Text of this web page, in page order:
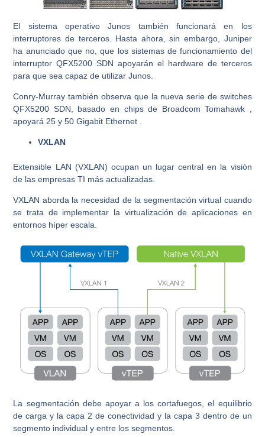
El sistema operativo Junos también funcionará en los
interruptores de terceros. Hasta ahora, sin embargo, Juniper
ha anunciado que no, que los sistemas de funcionamiento del
interruptor QFX5200 SDN apoyarán el hardware de terceros
para que sea capaz de utilizar Junos.
Conry-Murray también observa que la nueva serie de switches
QFX5200 SDN, basado en chips de Broadcom Tomahawk ,
apoyará 25 y 50 Gigabit Ethernet .
VXLAN
Extensible LAN (VXLAN) ocupan un lugar central en la visión
de las empresas TI más actualizadas.
VXLAN aborda la necesidad de la segmentación virtual cuando
se trata de implementar la virtualización de aplicaciones en
entornos híper escala.
La segmentación debe apoyar a los cortafuegos, el equilibrio
de carga y la capa 2 de conectividad y la capa 3 dentro de un
segmento individual y entre los segmentos.